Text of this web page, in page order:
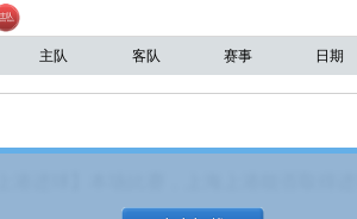
主队 客队 赛事 日期